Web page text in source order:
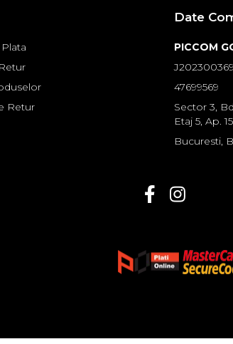
Retur
Date
PICCOM
47699569
Sector 3,
Etaj 5, Ap.
Bucuresti,